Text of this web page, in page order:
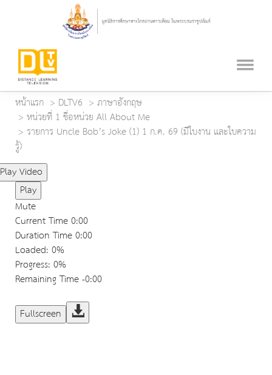
หน้าแรก DLTV6
ภาษาอังกฤษ
หน่วยที่ 1 ชื่อหน่วย All About Me
รายการ Uncle Bob’s Joke (1) 1 ก.ค. 69 (มีใบงาน และใบความ
รู้)
Play Video
Play
Mute
Current Time0:00
Duration Time0:00
Loaded: 0%
Progress: 0%
Remaining Time-0:00
Fullscreen